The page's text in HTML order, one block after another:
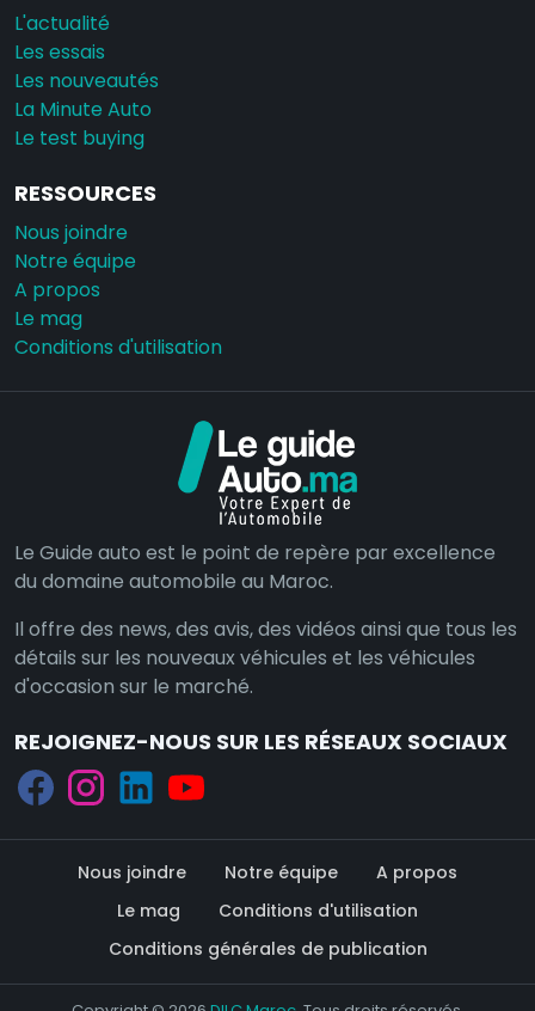
L'actualité
Les essais
Les nouveautés
La Minute Auto
Le test buying
RESSOURCES
Nous joindre
Notre équipe
A propos
Le mag
Conditions d'utilisation
Le Guide auto est le point de repère par excellence
du domaine automobile au Maroc.
Il offre des news, des avis, des vidéos ainsi que tous les
détails sur les nouveaux véhicules et les véhicules
d'occasion sur le marché.
REJOIGNEZ-NOUS SUR LES RÉSEAUX SOCIAUX
Nous joindre Notre équipe
A propos
Le mag
Conditions d'utilisation
Conditions générales de publication